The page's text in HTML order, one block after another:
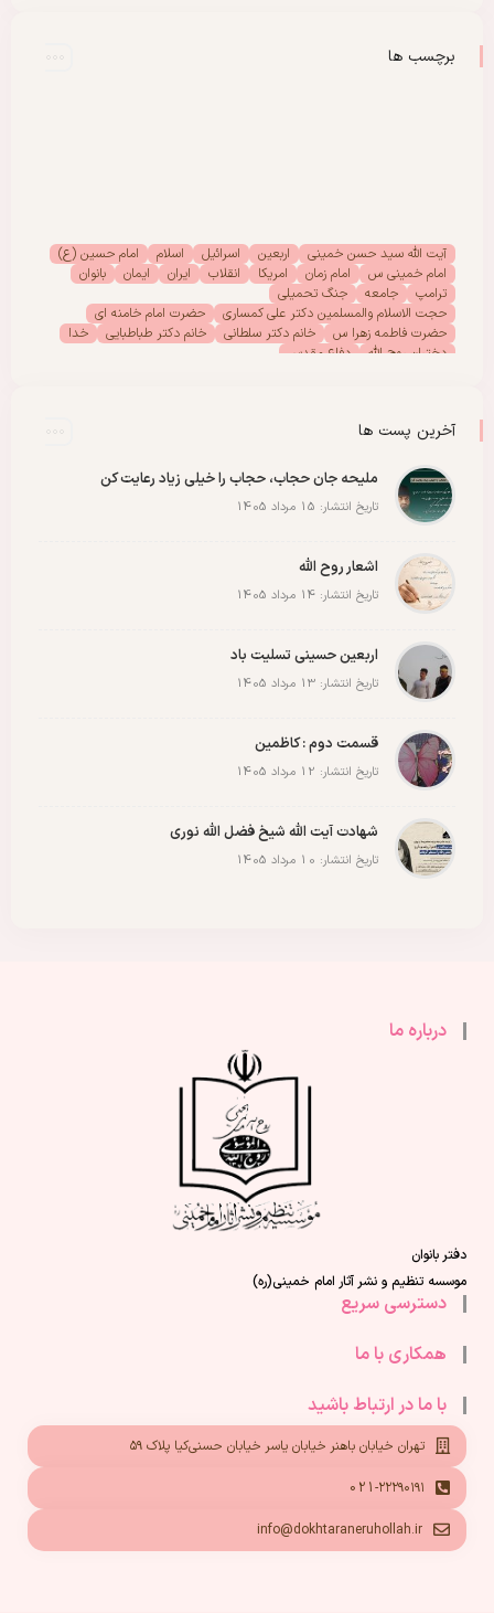
برچسب ها
آیت الله سید حسن خمینی اربعین اسرائیل اسلام
امام حسین (ع)
امام خمینی س
امام زمان امریکا انقلاب ایران ایمان
بانوان
ترامپ
جامعه
جنگ تحمیلی
حجت الاسلام والمسلمین دکتر علی کمساری
حضرت امام خامنه ای
حضرت فاطمه زهرا س
خانم دکتر سلطانی خانم دکتر طباطبایی
خدا
دختران روح الله
دفاع مقدس
مادران شهدا
مجمع دختران روح اللهآخرین پست ها
ملیحه جان حجاب، حجاب را خیلی زیاد رعایت کن
تاریخ انتشار: 15 مرداد 1405
اشعار روح الله
تاریخ انتشار: 14 مرداد 1405
اربعین حسینی تسلیت باد
تاریخ انتشار: 13 مرداد 1405
قسمت دوم : کاظمین
تاریخ انتشار: 12 مرداد 1405
شهادت آیت الله شیخ فضل الله نوری
تاریخ انتشار: 10 مرداد 1405
درباره ما
دفتر بانوان
موسسه تنظیم و نشر آثار امام خمینی(ره)
دسترسی سریع
همکاری با ما
با ما در ارتباط باشید
تهران خیابان باهنر خیابان یاسر خیابان حسنی‌کیا پلاک ۵۹
021-۲۲۲۹۰۱۹۱
info@dokhtaraneruhollah.ir